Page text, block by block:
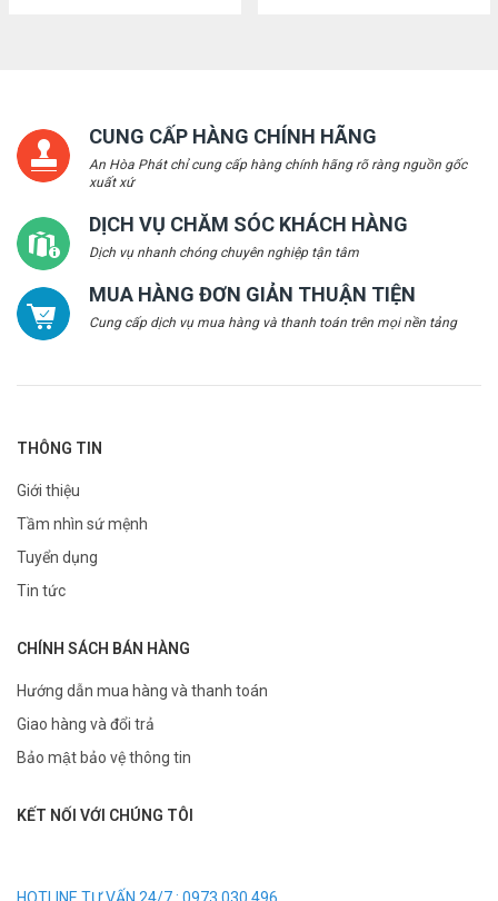
CUNG CẤP HÀNG CHÍNH HÃNG
An Hòa Phát chỉ cung cấp hàng chính hãng rõ ràng nguồn gốc
xuất xứ
DỊCH VỤ CHĂM SÓC KHÁCH HÀNG
Dịch vụ nhanh chóng chuyên nghiệp tận tâm
MUA HÀNG ĐƠN GIẢN THUẬN TIỆN
Cung cấp dịch vụ mua hàng và thanh toán trên mọi nền tảng
THÔNG TIN
Giới thiệu
Tầm nhìn sứ mệnh
Tuyển dụng
Tin tức
CHÍNH SÁCH BÁN HÀNG
Hướng dẫn mua hàng và thanh toán
Giao hàng và đổi trả
Bảo mật bảo vệ thông tin
KẾT NỐI VỚI CHÚNG TÔI